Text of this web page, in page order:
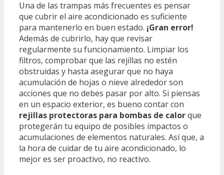
Una de las trampas más frecuentes es pensar
que cubrir el aire acondicionado es suficiente
para mantenerlo en buen estado. ¡Gran error!
Además de cubrirlo, hay que revisar
regularmente su funcionamiento. Limpiar los
filtros, comprobar que las rejillas no estén
obstruidas y hasta asegurar que no haya
acumulación de hojas o nieve alrededor son
acciones que no debes pasar por alto. Si piensas
en un espacio exterior, es bueno contar con
rejillas protectoras para bombas de calorque
protegerán tu equipo de posibles impactos o
acumulaciones de elementos naturales. Así que, a
la hora de cuidar de tu aire acondicionado, lo
mejor es ser proactivo, no reactivo.